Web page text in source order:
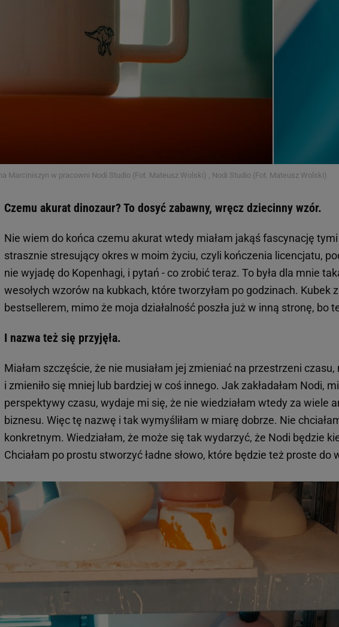
Marciniszyn w pracowni Nodi Studio (Fot. Mateusz Wolski) , Nodi Studio (Fot. Mateusz Wolski)
Czemu akurat dinozaur? To dosyć zabawny, wręcz dziecinny wzór.
Nie wiem do końca czemu akurat wtedy miałam jakąś fascynację
strasznie stresujący okres w moim życiu, czyli kończenia licencjatu,
nie wyjadę do Kopenhagi, i pytań - co zrobić teraz. To była dla mnie
wesołych wzorów na kubkach, które tworzyłam po godzinach. Kubek
bestsellerem, mimo że moja działalność poszła już w inną stronę, bo
I nazwa też się przyjęła.
Miałam szczęście, że nie musiałam jej zmieniać na przestrzeni
i zmieniło się mniej lub bardziej w coś innego. Jak zakładałam Nodi,
perspektywy czasu, wydaje mi się, że nie wiedziałam wtedy za wiele
biznesu. Więc tę nazwę i tak wymyśliłam w miarę dobrze. Nie
konkretnym. Wiedziałam, że może się tak wydarzyć, że Nodi będzie
Chciałam po prostu stworzyć ładne słowo, które będzie też proste